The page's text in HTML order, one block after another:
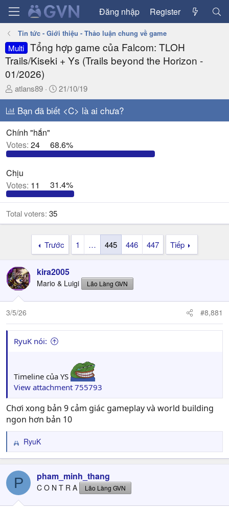
Đăng nhập Register
Tin tức - Giới thiệu - Thảo luận chung về game
Multi Tổng hợp game của Falcom: TLOH
Trails/Kiseki + Ys (Trails beyond the Horizon -
01/2026)
T
h
e
a
d
s
a
r
t
e
r
atlans89
N
g
à
y
ử
i
21/10/19
Bạn đã biết <C> là ai chưa?
Chính "hắn"
Votes: 24 68.6%
Chịu
Votes: 11 31.4%
Total voters 35
Trước 1 … 445 446 447 Tiếp
kira2005
Mario & Luigi Lão Làng GVN
3/5/26 #8,881
RyuK nói:
Timeline của YS
View attachment 755793
Chơi xong bản 9 cảm giác gameplay và world building
ngon hơn bản 10
R
e
c
i
o
RyuK
P pham_minh_thang
C O N T R A Lão Làng GVN